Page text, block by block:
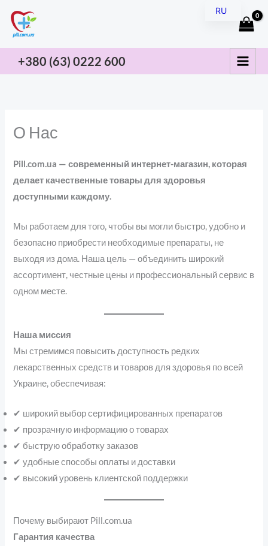
содержимому
+380 (63) 0222 600
О Нас
Pill.com.ua — современный интернет-магазин, которая
делает качественные товары для здоровья
доступными каждому.
Мы работаем для того, чтобы вы могли быстро, удобно и
безопасно приобрести необходимые препараты, не
выходя из дома. Наша цель — объединить широкий
ассортимент, честные цены и профессиональный сервис в
одном месте.
Наша миссия
Мы стремимся повысить доступность редких
лекарственных средств и товаров для здоровья по всей
Украине, обеспечивая:
✔ широкий выбор сертифицированных препаратов
✔ прозрачную информацию о товарах
✔ быструю обработку заказов
✔ удобные способы оплаты и доставки
✔ высокий уровень клиентской поддержки
Почему выбирают Pill.com.ua
Гарантия качества
RU